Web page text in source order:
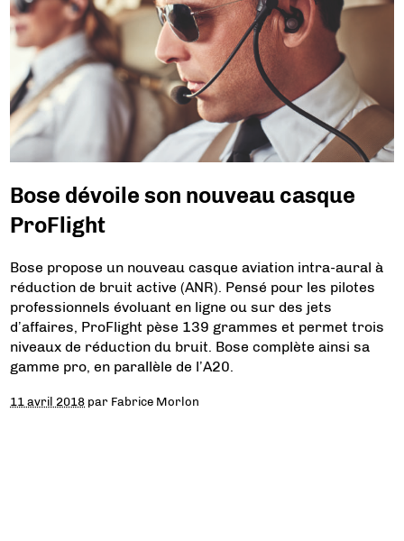
Bose dévoile son nouveau casque
ProFlight
Bose propose un nouveau casque aviation intra-aural à
réduction de bruit active (ANR). Pensé pour les pilotes
professionnels évoluant en ligne ou sur des jets
d’affaires, ProFlight pèse 139 grammes et permet trois
niveaux de réduction du bruit. Bose complète ainsi sa
gamme pro, en parallèle de l’A20.
11 avril 2018 par Fabrice Morlon